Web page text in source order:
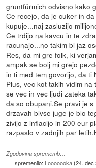
gruntfürmich odvisno kako
Ce recejo, da je cuker in
kupuje...naj zasluzijo
Ce trdijo na kavcu in te
racunajo...no takim bi jaz
Res, da mi gre folk, ki
ampak se bolj mi grejo
in ti med tem govorijo, da ti
Plus, vec kot takih vidim
se vec in vec ljudi zateka
da so obupani.Se pravi je
drzavah bivse juge je blo
zivijo z inflacijo in 200 eur
razpaslo v zadnjih par
Zgodovina sprememb…
spremenilo: Looooooka(24. dec